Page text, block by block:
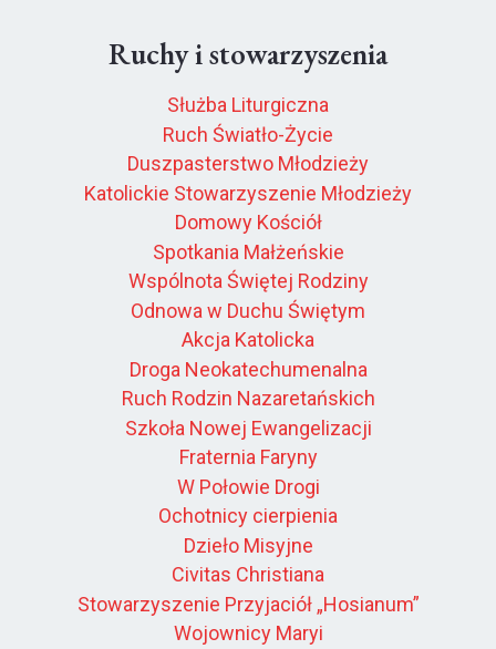
Ruchy i stowarzyszenia
Służba Liturgiczna
Ruch Światło-Życie
Duszpasterstwo Młodzieży
Katolickie Stowarzyszenie Młodzieży
Domowy Kościół
Spotkania Małżeńskie
Wspólnota Świętej Rodziny
Odnowa w Duchu Świętym
Akcja Katolicka
Droga Neokatechumenalna
Ruch Rodzin Nazaretańskich
Szkoła Nowej Ewangelizacji
Fraternia Faryny
W Połowie Drogi
Ochotnicy cierpienia
Dzieło Misyjne
Civitas Christiana
Stowarzyszenie Przyjaciół „Hosianum”
Wojownicy Maryi